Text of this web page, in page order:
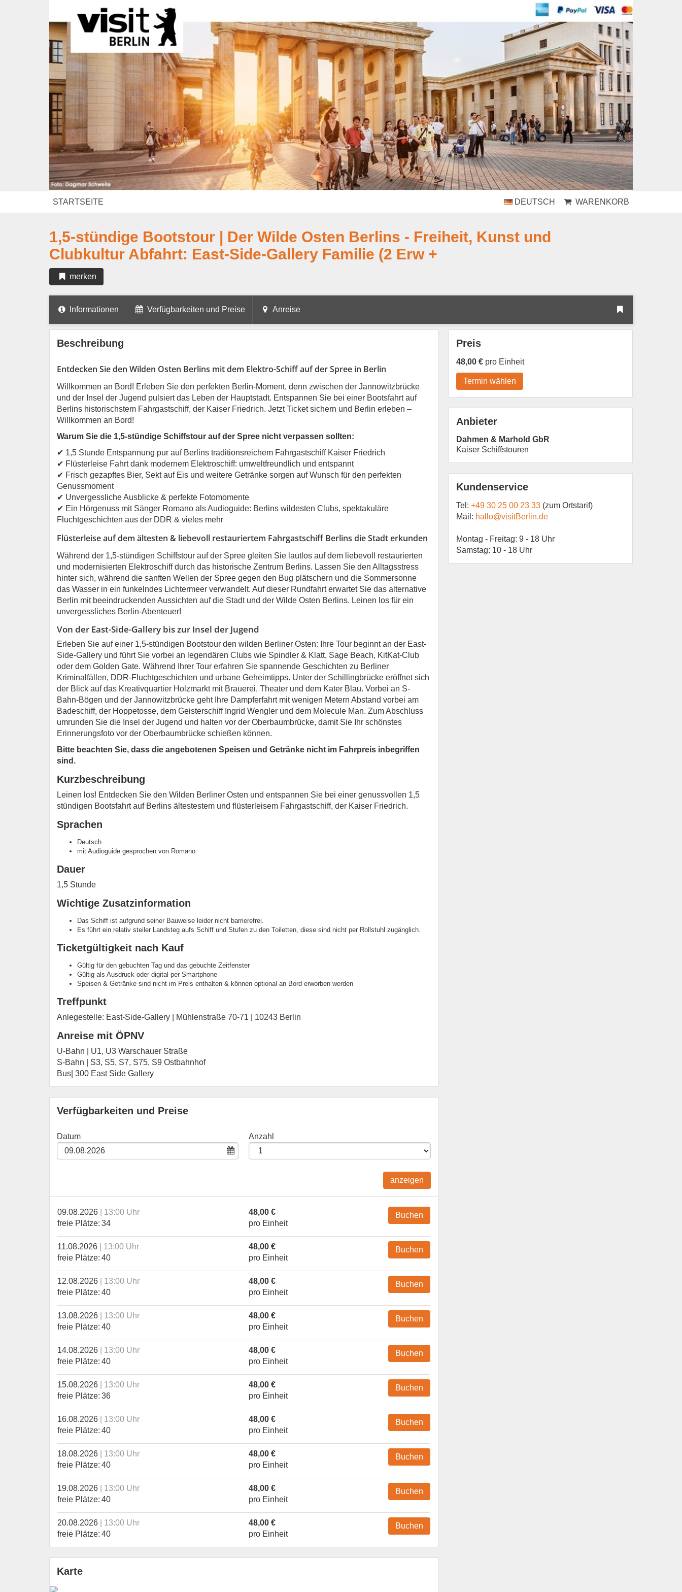
DEUTSCH WARENKORB
STARTSEITE
1,5-stündige Bootstour | Der Wilde Osten Berlins - Freiheit, Kunst und
Clubkultur Abfahrt: East-Side-Gallery Familie (2 Erw +
merken
Informationen Verfügbarkeiten und Preise Anreise
Beschreibung
Entdecken Sie den Wilden Osten Berlins mit dem Elektro-Schiff auf der Spree in Berlin
Willkommen an Bord! Erleben Sie den perfekten Berlin-Moment, denn zwischen der Jannowitzbrücke
und der Insel der Jugend pulsiert das Leben der Hauptstadt. Entspannen Sie bei einer Bootsfahrt auf
Berlins historischstem Fahrgastschiff, der Kaiser Friedrich. Jetzt Ticket sichern und Berlin erleben –
Willkommen an Bord!
Warum Sie die 1,5-stündige Schiffstour auf der Spree nicht verpassen sollten:
✔ 1,5 Stunde Entspannung pur auf Berlins traditionsreichem Fahrgastschiff Kaiser Friedrich
✔ Flüsterleise Fahrt dank modernem Elektroschiff: umweltfreundlich und entspannt
✔ Frisch gezapftes Bier, Sekt auf Eis und weitere Getränke sorgen auf Wunsch für den perfekten
Genussmoment
✔ Unvergessliche Ausblicke & perfekte Fotomomente
✔ Ein Hörgenuss mit Sänger Romano als Audioguide: Berlins wildesten Clubs, spektakuläre
Fluchtgeschichten aus der DDR & vieles mehr
Flüsterleise auf dem ältesten & liebevoll restauriertem Fahrgastschiff Berlins die Stadt erkunden
Während der 1,5-stündigen Schiffstour auf der Spree gleiten Sie lautlos auf dem liebevoll restaurierten
und modernisierten Elektroschiff durch das historische Zentrum Berlins. Lassen Sie den Alltagsstress
hinter sich, während die sanften Wellen der Spree gegen den Bug plätschern und die Sommersonne
das Wasser in ein funkelndes Lichtermeer verwandelt. Auf dieser Rundfahrt erwartet Sie das alternative
Berlin mit beeindruckenden Aussichten auf die Stadt und der Wilde Osten Berlins. Leinen los für ein
unvergessliches Berlin-Abenteuer!
Von der East-Side-Gallery bis zur Insel der Jugend
Erleben Sie auf einer 1,5-stündigen Bootstour den wilden Berliner Osten: Ihre Tour beginnt an der East-
Side-Gallery und führt Sie vorbei an legendären Clubs wie Spindler & Klatt, Sage Beach, KitKat-Club
oder dem Golden Gate. Während Ihrer Tour erfahren Sie spannende Geschichten zu Berliner
Kriminalfällen, DDR-Fluchtgeschichten und urbane Geheimtipps. Unter der Schillingbrücke eröffnet sich
der Blick auf das Kreativquartier Holzmarkt mit Brauerei, Theater und dem Kater Blau. Vorbei an S-
Bahn-Bögen und der Jannowitzbrücke geht Ihre Dampferfahrt mit wenigen Metern Abstand vorbei am
Badeschiff, der Hoppetosse, dem Geisterschiff Ingrid Wengler und dem Molecule Man. Zum Abschluss
umrunden Sie die Insel der Jugend und halten vor der Oberbaumbrücke, damit Sie Ihr schönstes
Erinnerungsfoto vor der Oberbaumbrücke schießen können.
Bitte beachten Sie, dass die angebotenen Speisen und Getränke nicht im Fahrpreis inbegriffen
sind.
Kurzbeschreibung
Leinen los! Entdecken Sie den Wilden Berliner Osten und entspannen Sie bei einer genussvollen 1,5
stündigen Bootsfahrt auf Berlins ältestestem und flüsterleisem Fahrgastschiff, der Kaiser Friedrich.
Sprachen
Deutsch
mit Audioguide gesprochen von Romano
Dauer
1,5 Stunde
Wichtige Zusatzinformation
Das Schiff ist aufgrund seiner Bauweise leider nicht barrierefrei.
Es führt ein relativ steiler Landsteg aufs Schiff und Stufen zu den Toiletten, diese sind nicht per Rollstuhl zugänglich.
Ticketgültigkeit nach Kauf
Gültig für den gebuchten Tag und das gebuchte Zeitfenster
Gültig als Ausdruck oder digital per Smartphone
Speisen & Getränke sind nicht im Preis enthalten & können optional an Bord erworben werden
Treffpunkt
Anlegestelle: East-Side-Gallery | Mühlenstraße 70-71 | 10243 Berlin
Anreise mit ÖPNV
U-Bahn | U1, U3 Warschauer Straße
S-Bahn | S3, S5, S7, S75, S9 Ostbahnhof
Bus| 300 East Side Gallery
Verfügbarkeiten und Preise
Datum Anzahl
anzeigen
09.08.2026
13:00 Uhr
freie Plätze 34
48,00 €
pro Einheit
Buchen
11.08.2026
13:00 Uhr
freie Plätze 40
48,00 €
pro Einheit
Buchen
12.08.2026
13:00 Uhr
freie Plätze 40
48,00 €
pro Einheit
Buchen
13.08.2026
13:00 Uhr
freie Plätze 40
48,00 €
pro Einheit
Buchen
14.08.2026
13:00 Uhr
freie Plätze 40
48,00 €
pro Einheit
Buchen
15.08.2026
13:00 Uhr
freie Plätze 36
48,00 €
pro Einheit
Buchen
16.08.2026
13:00 Uhr
freie Plätze 40
48,00 €
pro Einheit
Buchen
18.08.2026
13:00 Uhr
freie Plätze 40
48,00 €
pro Einheit
Buchen
19.08.2026
13:00 Uhr
freie Plätze 40
48,00 €
pro Einheit
Buchen
20.08.2026
13:00 Uhr
freie Plätze 40
48,00 €
pro Einheit
Buchen
Karte
Preis
48,00 € pro Einheit
Termin wählen
Anbieter
Dahmen & Marhold GbR
Kaiser Schiffstouren
Kundenservice
Tel: +49 30 25 00 23 33(zum Ortstarif)
Mail: hallo@visitBerlin.de
Montag - Freitag: 9 - 18 Uhr
Samstag: 10 - 18 Uhr